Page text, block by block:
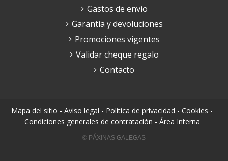
Gastos de envío
Garantía y devoluciones
Promociones vigentes
Validar cheque regalo
Contacto
Mapa del sitio - Aviso legal - Política de privacidad - Cookies -
Condiciones generales de contratación - Área Interna
© PÁXINAS GALEGAS